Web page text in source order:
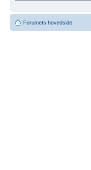
Forumets hovedside